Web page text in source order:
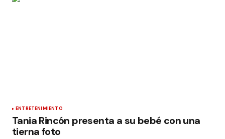
ENTRETENIMIENTO
Tania Rincón presenta a su bebé con una
tierna foto